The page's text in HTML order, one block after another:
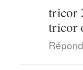
tricor
tricor